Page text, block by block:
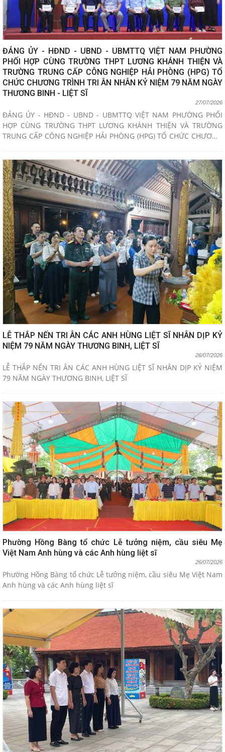
ĐẢNG ỦY - HĐND - UBND - UBMTTQ VIỆT NAM PHƯỜNG
PHỐI HỢP CÙNG TRƯỜNG THPT LƯƠNG KHÁNH THIỆN VÀ
TRƯỜNG TRUNG CẤP CÔNG NGHIỆP HẢI PHÒNG (HPG) TỔ
CHỨC CHƯƠNG TRÌNH TRI ÂN NHÂN KỶ NIỆM 79 NĂM NGÀY
THƯƠNG BINH - LIỆT SĨ
27/07/2026
ĐẢNG ỦY - HĐND - UBND - UBMTTQ VIỆT NAM PHƯỜNG PHỐI
HỢP CÙNG TRƯỜNG THPT LƯƠNG KHÁNH THIỆN VÀ TRƯỜNG
TRUNG CẤP CÔNG NGHIỆP HẢI PHÒNG (HPG) TỔ CHỨC CHƯƠNG
LIỆT SĨ
LỄ THẮP NẾN TRI ÂN CÁC ANH HÙNG LIỆT SĨ NHÂN DỊP KỶ
NIỆM 79 NĂM NGÀY THƯƠNG BINH, LIỆT SĨ
26/07/2026
LỄ THẮP NẾN TRI ÂN CÁC ANH HÙNG LIỆT SĨ NHÂN DỊP KỶ NIỆM
79 NĂM NGÀY THƯƠNG BINH, LIỆT SĨ
Phường Hồng Bàng tổ chức Lễ tưởng niệm, cầu siêu Mẹ
Việt Nam Anh hùng và các Anh hùng liệt sĩ
26/07/2026
Phường Hồng Bàng tổ chức Lễ tưởng niệm, cầu siêu Mẹ Việt Nam
Anh hùng và các Anh hùng liệt sĩ